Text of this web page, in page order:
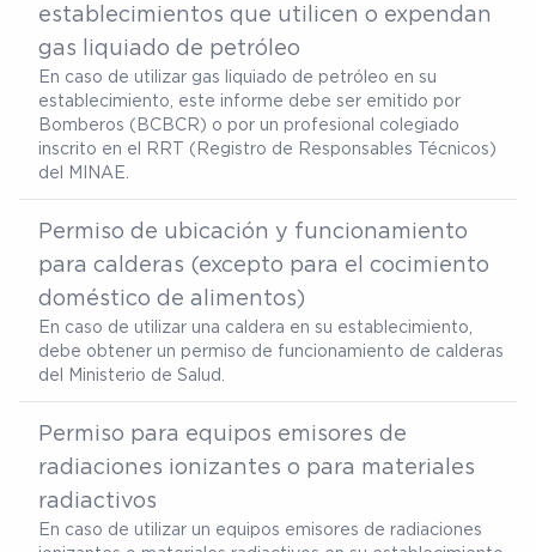
establecimientos que utilicen o expendan
gas liquiado de petróleo
En caso de utilizar gas liquiado de petróleo en su
establecimiento, este informe debe ser emitido por
Bomberos (BCBCR) o por un profesional colegiado
inscrito en el RRT (Registro de Responsables Técnicos)
del MINAE.
Permiso de ubicación y funcionamiento
para calderas (excepto para el cocimiento
doméstico de alimentos)
En caso de utilizar una caldera en su establecimiento,
debe obtener un permiso de funcionamiento de calderas
del Ministerio de Salud.
Permiso para equipos emisores de
radiaciones ionizantes o para materiales
radiactivos
En caso de utilizar un equipos emisores de radiaciones